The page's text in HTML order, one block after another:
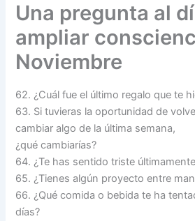
Una pregunta al
ampliar
Noviembre
62. ¿Cuál fue el último regalo que te
63. Si tuvieras la oportunidad de
cambiar algo de la última semana,
¿qué cambiarías?
64. ¿Te has sentido triste
65. ¿Tienes algún proyecto entre
66. ¿Qué comida o bebida te ha
días?